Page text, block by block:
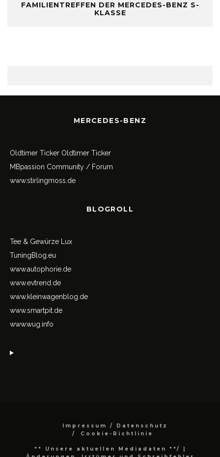
FAMILIENTREFFEN DER MERCEDES-BENZ S-
KLASSE
MERCEDES-BENZ
Oldtimer Ticker Oldtimer Ticker
MBpassion Community / Forum
www.stirlingmoss.de
BLOGROLL
Tee & Gewürze Lux
TuningBlog.eu
www.autophorie.de
www.evtrend.de
www.kleinwagenblog.de
www.smartpit.de
www.wug.info
Impressum / Datenschutz
Cookie-Richtlinie
** Unsere aktuellen Mediadaten **/
|